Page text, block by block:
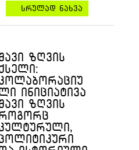
სრულად ნახვა
ᲖᲦᲕᲘᲡ
ᲘᲜᲘᲪᲘᲐᲢᲘᲕᲐ
ᲖᲦᲕᲘᲡ